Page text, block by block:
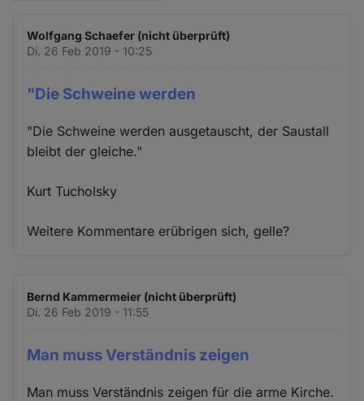
Wolfgang Schaefer (nicht überprüft)
Di. 26 Feb 2019 - 10:25
"Die Schweine werden
"Die Schweine werden ausgetauscht, der Saustall
bleibt der gleiche."
Kurt Tucholsky
Weitere Kommentare erübrigen sich, gelle?
Bernd Kammermeier (nicht überprüft)
Di. 26 Feb 2019 - 11:55
Man muss Verständnis zeigen
Man muss Verständnis zeigen für die arme Kirche.